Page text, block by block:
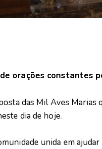
orações constantes
das Mil Aves
dia de hoje.
unida em